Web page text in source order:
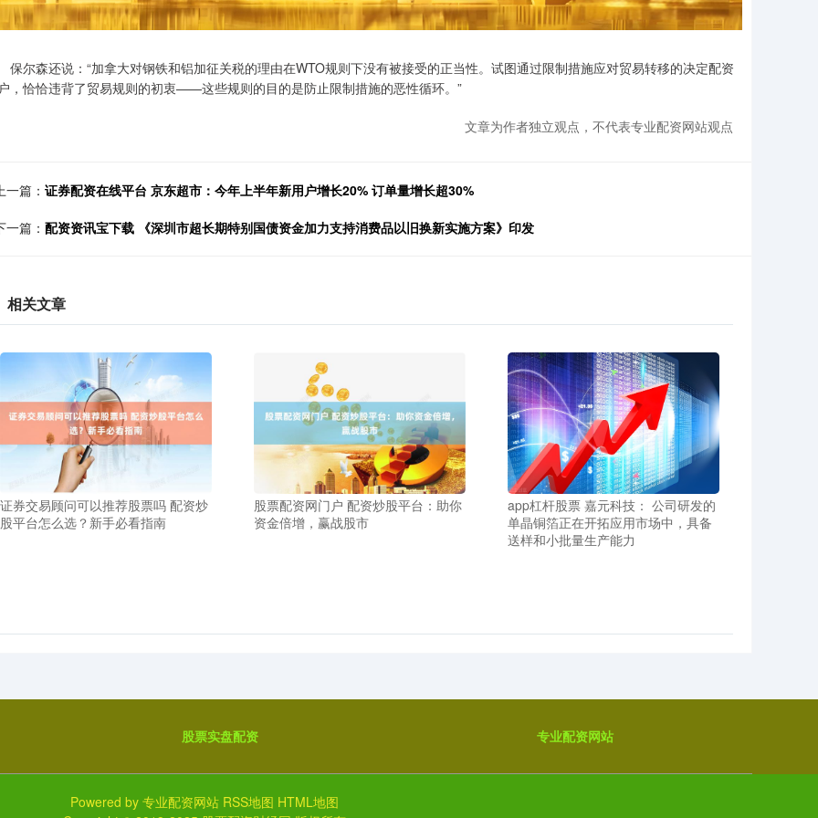
森还说：“加拿大对钢铁和铝加征关税的理由在WTO规则下没有被接受的正当性。试图通过限制措施应对贸易转移的决定配资
，恰恰违背了贸易规则的初衷——这些规则的目的是防止限制措施的恶性循环。”
文章为作者独立观点，不代表专业配资网站观点
一篇： 证券配资在线平台 京东超市：今年上半年新用户增长20% 订单量增长超30%
一篇： 配资资讯宝下载 《深圳市超长期特别国债资金加力支持消费品以旧换新实施方案》印发
相关文章
证券交易顾问可以推荐股票吗 配资炒
股平台怎么选？新手必看指南
股票配资网门户 配资炒股平台：助你
资金倍增，赢战股市
app杠杆股票 嘉元科技： 公司研发的
单晶铜箔正在开拓应用市场中，具备
送样和小批量生产能力
股票实盘配资 专业配资网站
Powered by 专业配资网站 RSS地图 HTML地图